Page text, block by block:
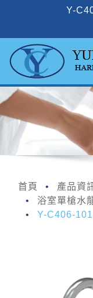
Y-
首頁 產品資
浴室單槍水
Y-C406-